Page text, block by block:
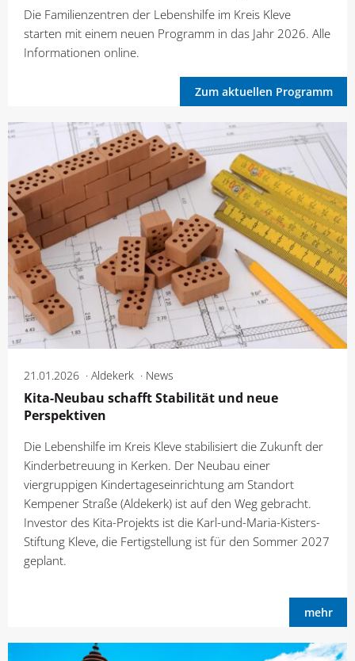
Die Familienzentren der Lebenshilfe im Kreis Kleve
starten mit einem neuen Programm in das Jahr 2026. Alle
Informationen online.
Zum aktuellen Programm
21.01.2026 Aldekerk News
Kita-Neubau schafft Stabilität und neue
Perspektiven
Die Lebenshilfe im Kreis Kleve stabilisiert die Zukunft der
Kinderbetreuung in Kerken. Der Neubau einer
viergruppigen Kindertageseinrichtung am Standort
Kempener Straße (Aldekerk) ist auf den Weg gebracht.
Investor des Kita-Projekts ist die Karl-und-Maria-Kisters-
Stiftung Kleve, die Fertigstellung ist für den Sommer 2027
geplant.
mehr